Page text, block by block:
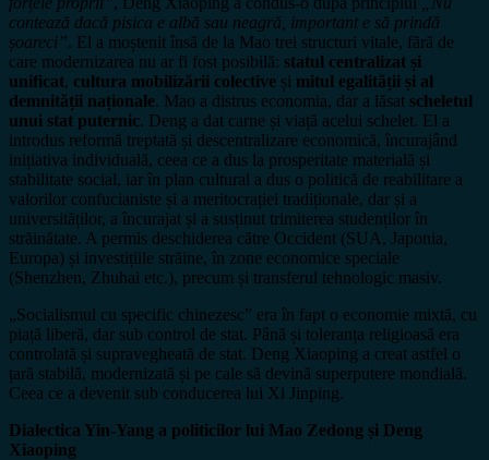
contează dacă pisica e albă sau neagră, important e să prindă
șoareci”. El a moștenit însă de la Mao trei structuri vitale, fără de
care modernizarea nu ar fi fost posibilă: statul centralizat și
unificat, cultura mobilizării colective și mitul egalității și al
demnității naționale. Mao a distrus economia, dar a lăsat scheletul
unui stat puternic. Deng a dat carne și viață acelui schelet. El a
introdus reformă treptată și descentralizare economică, încurajând
inițiativa individuală, ceea ce a dus la prosperitate materială și
stabilitate social, iar în plan cultural a dus o politică de reabilitare a
valorilor confucianiste și a meritocrației tradiționale, dar și a
universităților, a încurajat și a susținut trimiterea studenților în
străinătate. A permis deschiderea către Occident (SUA, Japonia,
Europa) și investițiile străine, în zone economice speciale
(Shenzhen, Zhuhai etc.), precum și transferul tehnologic masiv.
„Socialismul cu specific chinezesc” era în fapt o economie mixtă, cu
piață liberă, dar sub control de stat. Până și toleranța religioasă era
controlată și supravegheată de stat. Deng Xiaoping a creat astfel o
țară stabilă, modernizată și pe cale să devină superputere mondială.
Ceea ce a devenit sub conducerea lui Xi Jinping.
Dialectica Yin-Yang a politicilor lui Mao Zedong și Deng
Xiaoping